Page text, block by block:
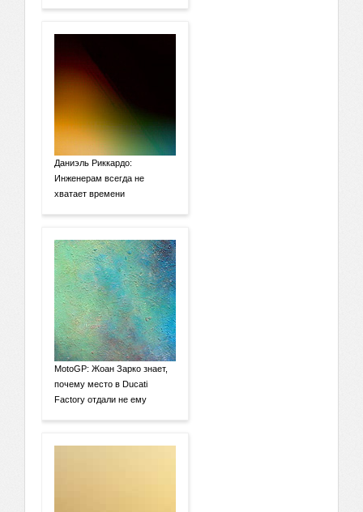
Даниэль Риккардо:
Инженерам всегда не
хватает времени
MotoGP: Жоан Зарко знает,
почему место в Ducati
Factory отдали не ему